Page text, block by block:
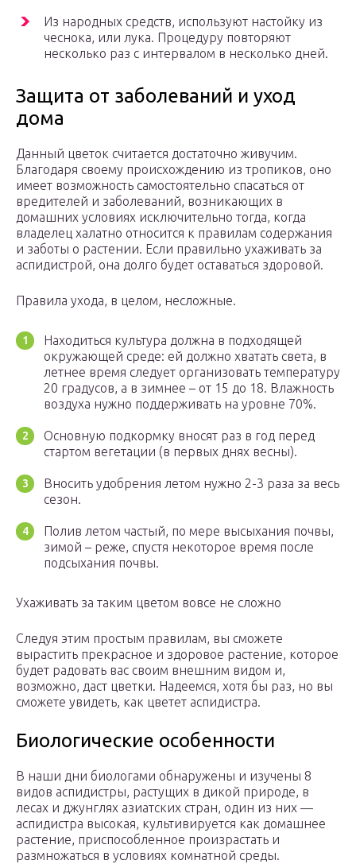
Из народных средств, используют настойку из
чеснока, или лука. Процедуру повторяют
несколько раз с интервалом в несколько дней.
Защита от заболеваний и уход
дома
Данный цветок считается достаточно живучим.
Благодаря своему происхождению из тропиков, оно
имеет возможность самостоятельно спасаться от
вредителей и заболеваний, возникающих в
домашних условиях исключительно тогда, когда
владелец халатно относится к правилам содержания
и заботы о растении. Если правильно ухаживать за
аспидистрой, она долго будет оставаться здоровой.
Правила ухода, в целом, несложные.
Находиться культура должна в подходящей
окружающей среде: ей должно хватать света, в
летнее время следует организовать температуру
20 градусов, а в зимнее – от 15 до 18. Влажность
воздуха нужно поддерживать на уровне 70%.
Основную подкормку вносят раз в год перед
стартом вегетации (в первых днях весны).
Вносить удобрения летом нужно 2-3 раза за весь
сезон.
Полив летом частый, по мере высыхания почвы,
зимой – реже, спустя некоторое время после
подсыхания почвы.
Ухаживать за таким цветом вовсе не сложно
Следуя этим простым правилам, вы сможете
вырастить прекрасное и здоровое растение, которое
будет радовать вас своим внешним видом и,
возможно, даст цветки. Надеемся, хотя бы раз, но вы
сможете увидеть, как цветет аспидистра.
Биологические особенности
В наши дни биологами обнаружены и изучены 8
видов аспидистры, растущих в дикой природе, в
лесах и джунглях азиатских стран, один из них —
аспидистра высокая, культивируется как домашнее
растение, приспособленное произрастать и
размножаться в условиях комнатной среды.